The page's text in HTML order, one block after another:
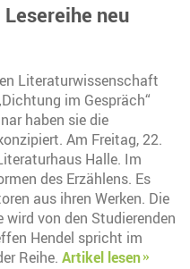
neu
Literaturwissenschaft
im Gespräch“
haben sie die
Am Freitag, 22.
Halle. Im
des Erzählens. Es
aus ihren Werken. Die
von den Studierenden
Hendel spricht im
Reihe. Artikel lesen